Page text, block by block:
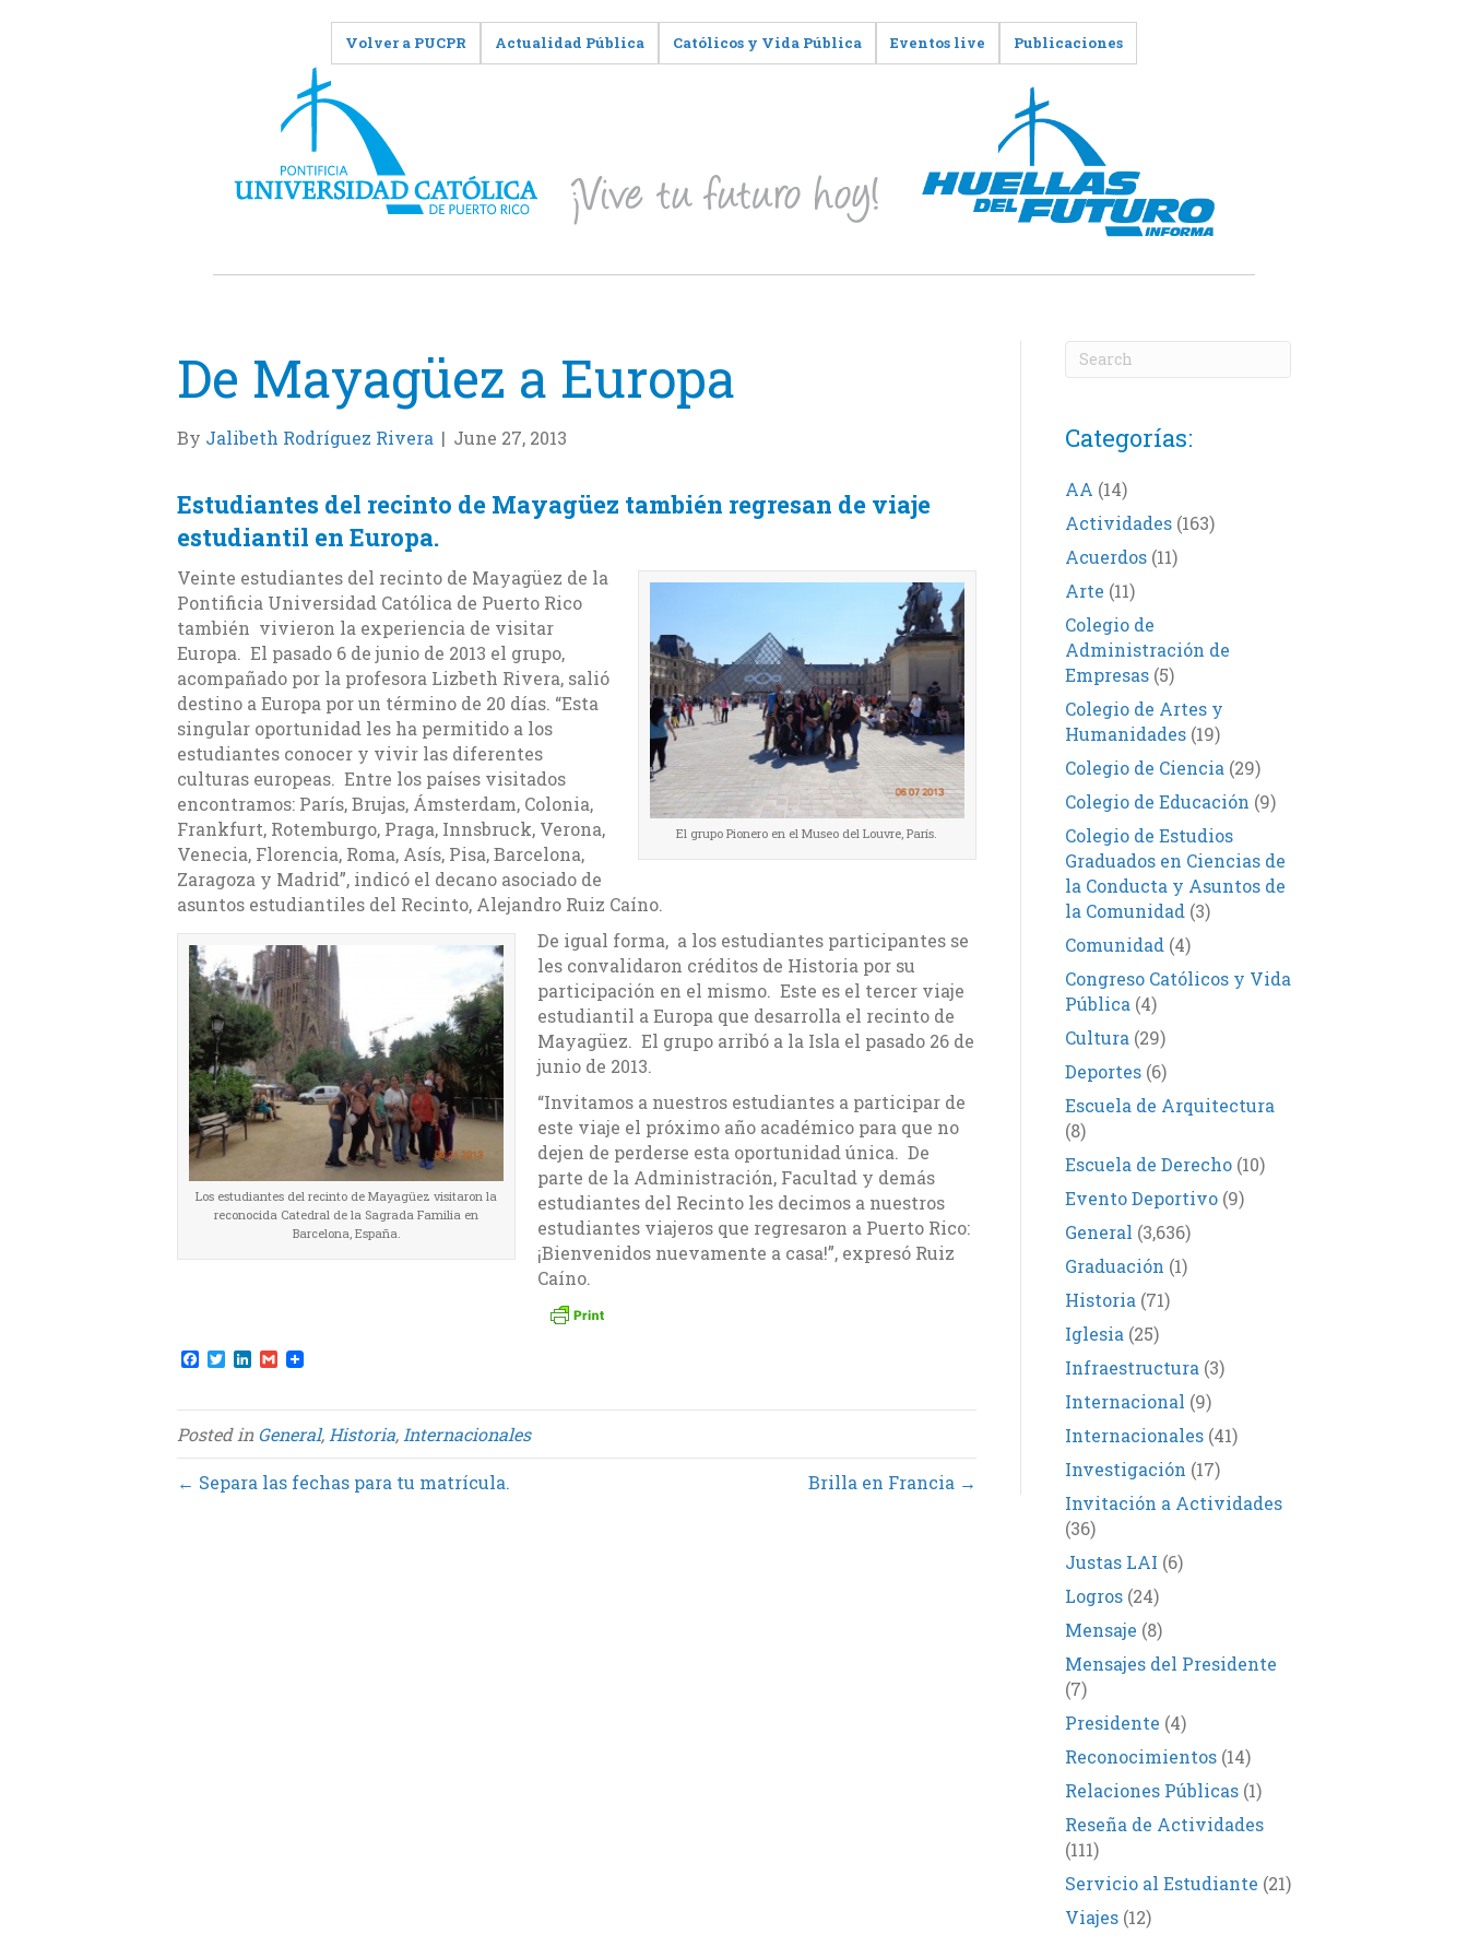
Volver a PUCPR Actualidad Pública Católicos y Vida Pública Eventos live Publicaciones
De Mayagüez a Europa
By Jalibeth Rodríguez Rivera | June 27, 2013
Estudiantes del recinto de Mayagüez también regresan de viaje
estudiantil en Europa.
El grupo Pionero en el Museo del Louvre, París.
Veinte estudiantes del recinto de Mayagüez de la
Pontificia Universidad Católica de Puerto Rico
también vivieron la experiencia de visitar
Europa. El pasado 6 de junio de 2013 el grupo,
acompañado por la profesora Lizbeth Rivera, salió
destino a Europa por un término de 20 días. “Esta
singular oportunidad les ha permitido a los
estudiantes conocer y vivir las diferentes
culturas europeas. Entre los países visitados
encontramos: París, Brujas, Ámsterdam, Colonia,
Frankfurt, Rotemburgo, Praga, Innsbruck, Verona,
Venecia, Florencia, Roma, Asís, Pisa, Barcelona,
Zaragoza y Madrid”, indicó el decano asociado de
asuntos estudiantiles del Recinto, Alejandro Ruiz Caíno.
Los estudiantes del recinto de Mayagüez visitaron la
reconocida Catedral de la Sagrada Familia en
Barcelona, España.
De igual forma, a los estudiantes participantes se
les convalidaron créditos de Historia por su
participación en el mismo. Este es el tercer viaje
estudiantil a Europa que desarrolla el recinto de
Mayagüez. El grupo arribó a la Isla el pasado 26 de
junio de 2013.
“Invitamos a nuestros estudiantes a participar de
este viaje el próximo año académico para que no
dejen de perderse esta oportunidad única. De
parte de la Administración, Facultad y demás
estudiantes del Recinto les decimos a nuestros
estudiantes viajeros que regresaron a Puerto Rico:
¡Bienvenidos nuevamente a casa!”, expresó Ruiz
Caíno.
F
a
e
b
o
o
k
T
w
t
t
e
r
L
k
e
d
I
n
G
m
i
l
Posted inGeneral, Historia, Internacionales
← Separa las fechas para tu matrícula. Brilla en Francia →
Categorías:
AA (14)
Actividades(163)
Acuerdos(11)
Arte (11)
Colegio de
Administración de
Empresas(5)
Colegio de Artes y
Humanidades(19)
Colegio de Ciencia (29)
Colegio de Educación (9)
Colegio de Estudios
Graduados en Ciencias de
la Conducta y Asuntos de
la Comunidad (3)
Comunidad (4)
Congreso Católicos y Vida
Pública (4)
Cultura (29)
Deportes(6)
Escuela de Arquitectura
(8)
Escuela de Derecho(10)
Evento Deportivo(9)
General (3,636)
Graduación (1)
Historia (71)
Iglesia (25)
Infraestructura (3)
Internacional (9)
Internacionales(41)
Investigación (17)
Invitación a Actividades
(36)
Justas LAI (6)
Logros(24)
Mensaje (8)
Mensajes del Presidente
(7)
Presidente (4)
Reconocimientos(14)
Relaciones Públicas(1)
Reseña de Actividades
(111)
Servicio al Estudiante (21)
Viajes(12)